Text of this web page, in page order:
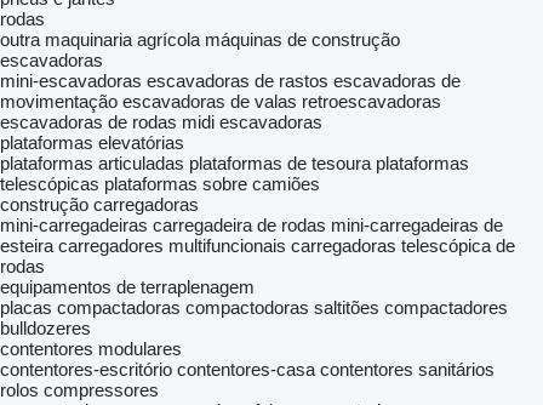
rodas
outra maquinaria agrícola máquinas de construção
escavadoras
mini-escavadoras escavadoras de rastos escavadoras de
movimentação escavadoras de valas retroescavadoras
escavadoras de rodas midi escavadoras
plataformas elevatórias
plataformas articuladas plataformas de tesoura plataformas
telescópicas plataformas sobre camiões
construção carregadoras
mini-carregadeiras carregadeira de rodas mini-carregadeiras de
esteira carregadores multifuncionais carregadoras telescópica de
rodas
equipamentos de terraplenagem
placas compactadoras compactodoras saltitões compactadores
bulldozeres
contentores modulares
contentores-escritório contentores-casa contentores sanitários
rolos compressores